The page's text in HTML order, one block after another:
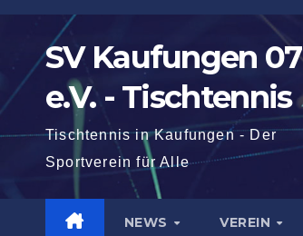
Zum
springenSV Kaufungen 07
e.V. - Tischtennis
Tischtennis in Kaufungen - Der
Sportverein für Alle
NEWS VEREIN